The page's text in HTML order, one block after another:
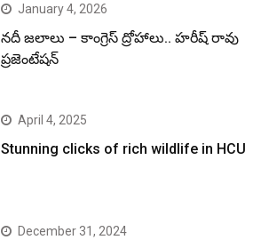
January 4, 2026
నదీ జలాలు – కాంగ్రెస్ ద్రోహాలు.. హరీష్ రావు
ప్రజెంటేషన్
April 4, 2025
Stunning clicks of rich wildlife in HCU
December 31, 2024